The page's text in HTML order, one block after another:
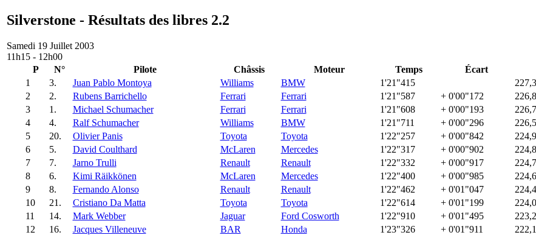
Silverstone - Résultats des libres 2.2
Samedi 19 Juillet 2003
11h15 - 12h00
P
N° Pilote Châssis Moteur Temps Écart
1
3. Juan Pablo Montoya Williams BMW 1'21"415
2
2. Rubens Barrichello Ferrari Ferrari 1'21"587 + 0'00"172
3
1. Michael Schumacher Ferrari Ferrari 1'21"608 + 0'00"193
4
4. Ralf Schumacher Williams BMW 1'21"711 + 0'00"296
5
20. Olivier Panis Toyota Toyota 1'22"257 + 0'00"842
6
5. David Coulthard McLaren Mercedes 1'22"317 + 0'00"902
7
7. Jarno Trulli Renault Renault 1'22"332 + 0'00"917
8
6. Kimi Räikkönen McLaren Mercedes 1'22"400 + 0'00"985
9
8. Fernando Alonso Renault Renault 1'22"462 + 0'01"047
10
21. Cristiano Da Matta Toyota Toyota 1'22"614 + 0'01"199
11
14. Mark Webber Jaguar Ford Cosworth 1'22"910 + 0'01"495
12
16. Jacques Villeneuve BAR Honda 1'23"326 + 0'01"911